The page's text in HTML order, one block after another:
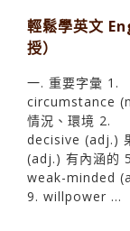
輕鬆學英文
授）
一. 重要字彙 1.
circumstance
情況、環境 2.
decisive (adj.)
(adj.) 有內涵的
weak-minded
9. willpower ...